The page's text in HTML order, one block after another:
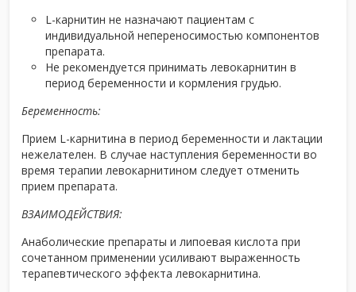
L-карнитин не назначают пациентам с
индивидуальной непереносимостью компонентов
препарата.
Не рекомендуется принимать левокарнитин в
период беременности и кормления грудью.
Беременность:
Прием L-карнитина в период беременности и лактации
нежелателен. В случае наступления беременности во
время терапии левокарнитином следует отменить
прием препарата.
ВЗАИМОДЕЙСТВИЯ:
Анаболические препараты и липоевая кислота при
сочетанном применении усиливают выраженность
терапевтического эффекта левокарнитина.